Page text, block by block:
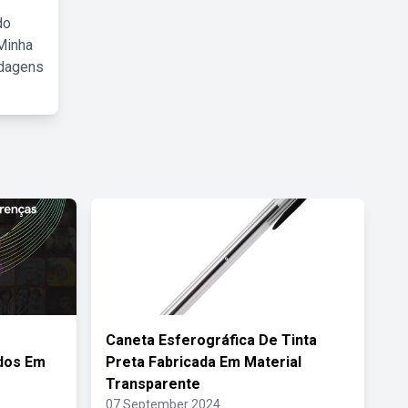
Em
Caneta Esferográfica De Tinta
Preta Fabricada Em Material
Transparente
07 September 2024